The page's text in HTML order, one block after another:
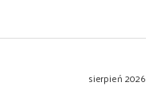
sierpień 2026